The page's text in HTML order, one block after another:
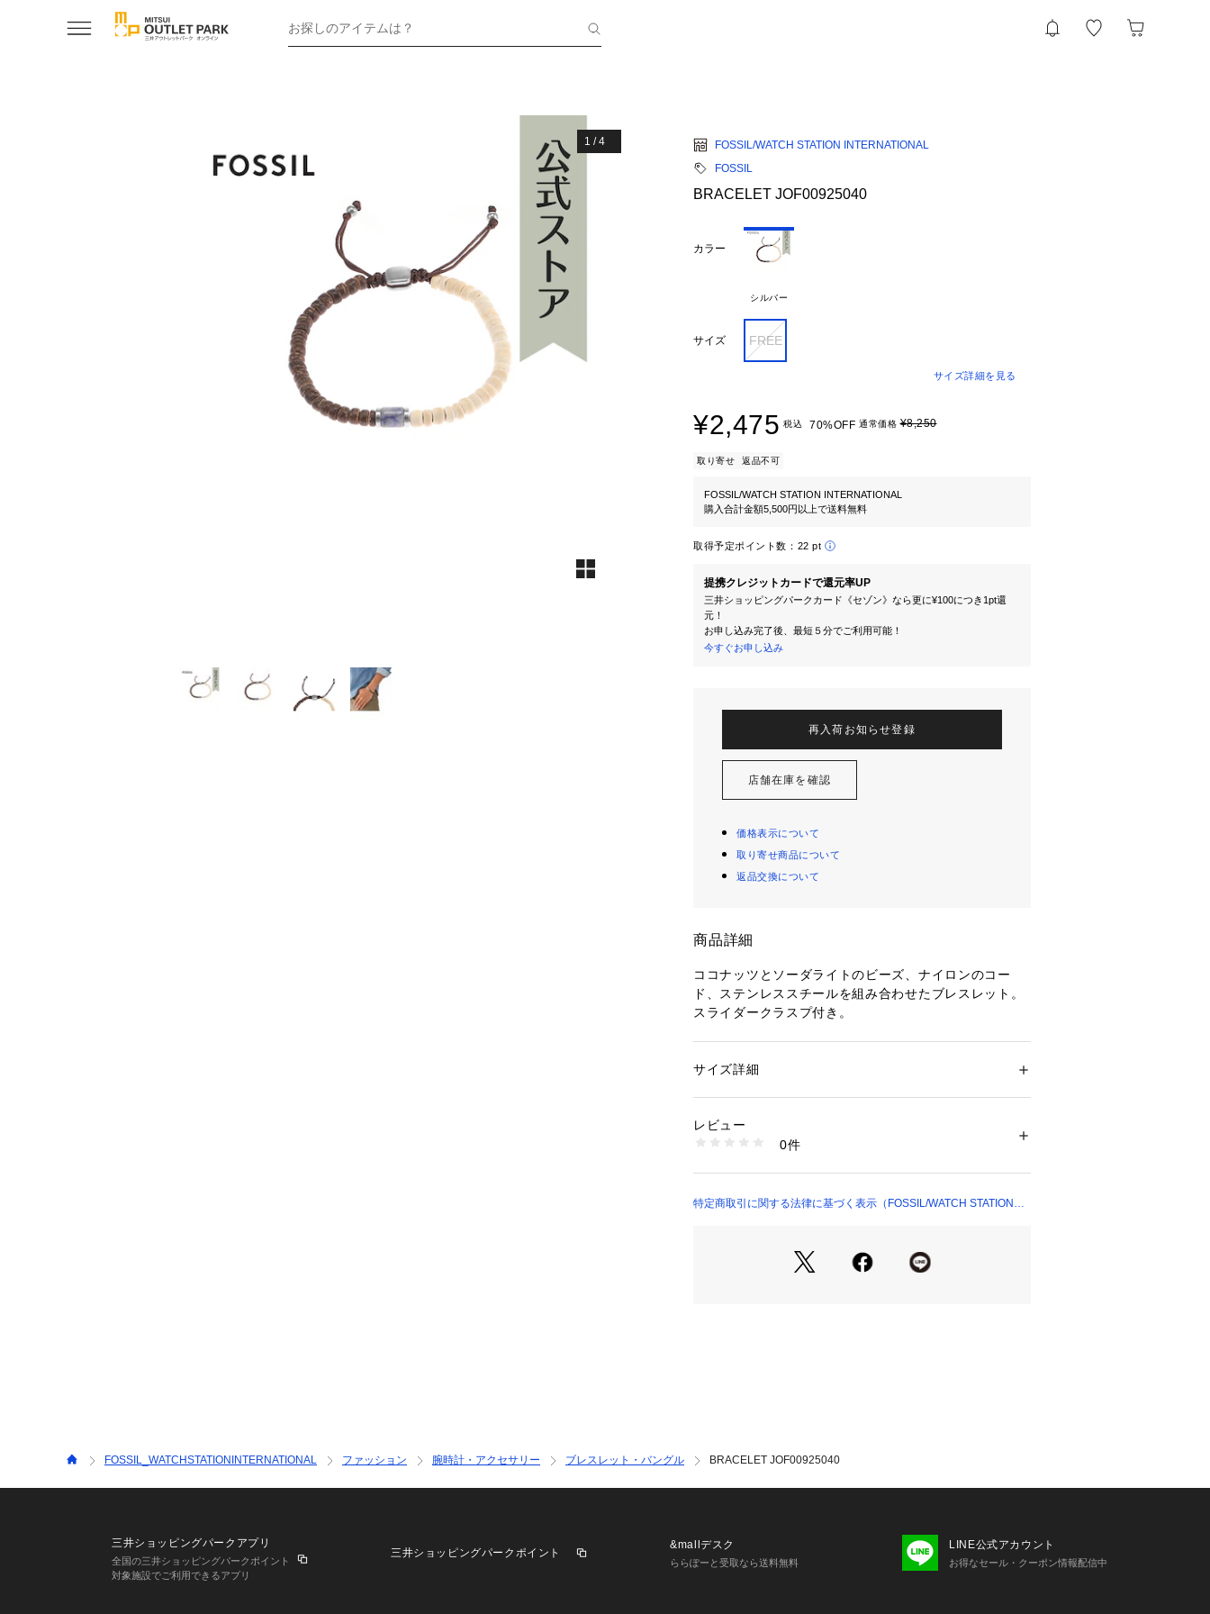
お探しのアイテムは？
1 /4
FOSSIL/WATCH STATION INTERNATIONAL
FOSSIL
BRACELET JOF00925040
カラー
シルバー
サイズ FREE
サイズ詳細を見る
¥2,475 税込 70%OFF 通常価格¥8,250
取り寄せ 返品不可
FOSSIL/WATCH STATION INTERNATIONAL
購入合計金額5,500円以上で送料無料
取得予定ポイント数： 22 pt
提携クレジットカードで還元率UP
三井ショッピングパークカード《セゾン》なら更に¥100につき1pt還
元！
お申し込み完了後、最短５分でご利用可能！
今すぐお申し込み
再入荷お知らせ登録
店舗在庫を確認
価格表示について
取り寄せ商品について
返品交換について
商品詳細
ココナッツとソーダライトのビーズ、ナイロンのコー
ド、ステンレススチールを組み合わせたブレスレット。
スライダークラスプ付き。
す。
が異なってみえる場合がございます。
性別：メンズ
1096400000658
サイズ詳細
レビュー
0件
特定商取引に関する法律に基づく表示（FOSSIL/WATCH STATION
FOSSIL_WATCHSTATIONINTERNATIONAL ファッション 腕時計・アクセサリー ブレスレット・バングル BRACELET JOF00925040
三井ショッピングパークアプリ
全国の三井ショッピングパークポイント
対象施設でご利用できるアプリ
三井ショッピングパークポイント
&mallデスク
ららぽーと受取なら送料無料
LINE公式アカウント
お得なセール・クーポン情報配信中